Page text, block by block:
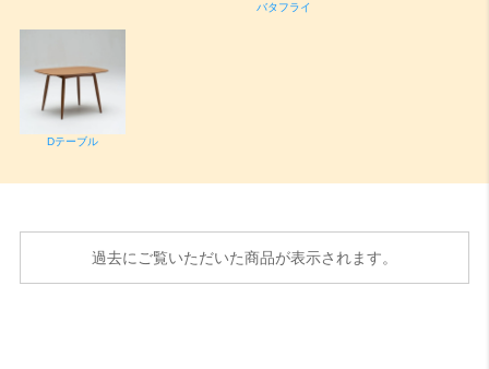
バタフライ
Dテーブル
過去にご覧いただいた商品が表示されます。